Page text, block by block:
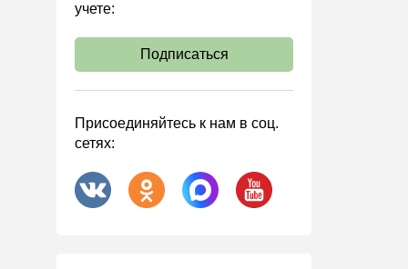
Налоговое планирование
Финансовый контроль
Договоры
ООО
АО
Госзакупки
учете:
Подписаться
Присоединяйтесь к нам в соц.
сетях: